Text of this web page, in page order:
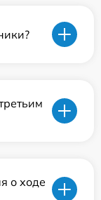
о ходе